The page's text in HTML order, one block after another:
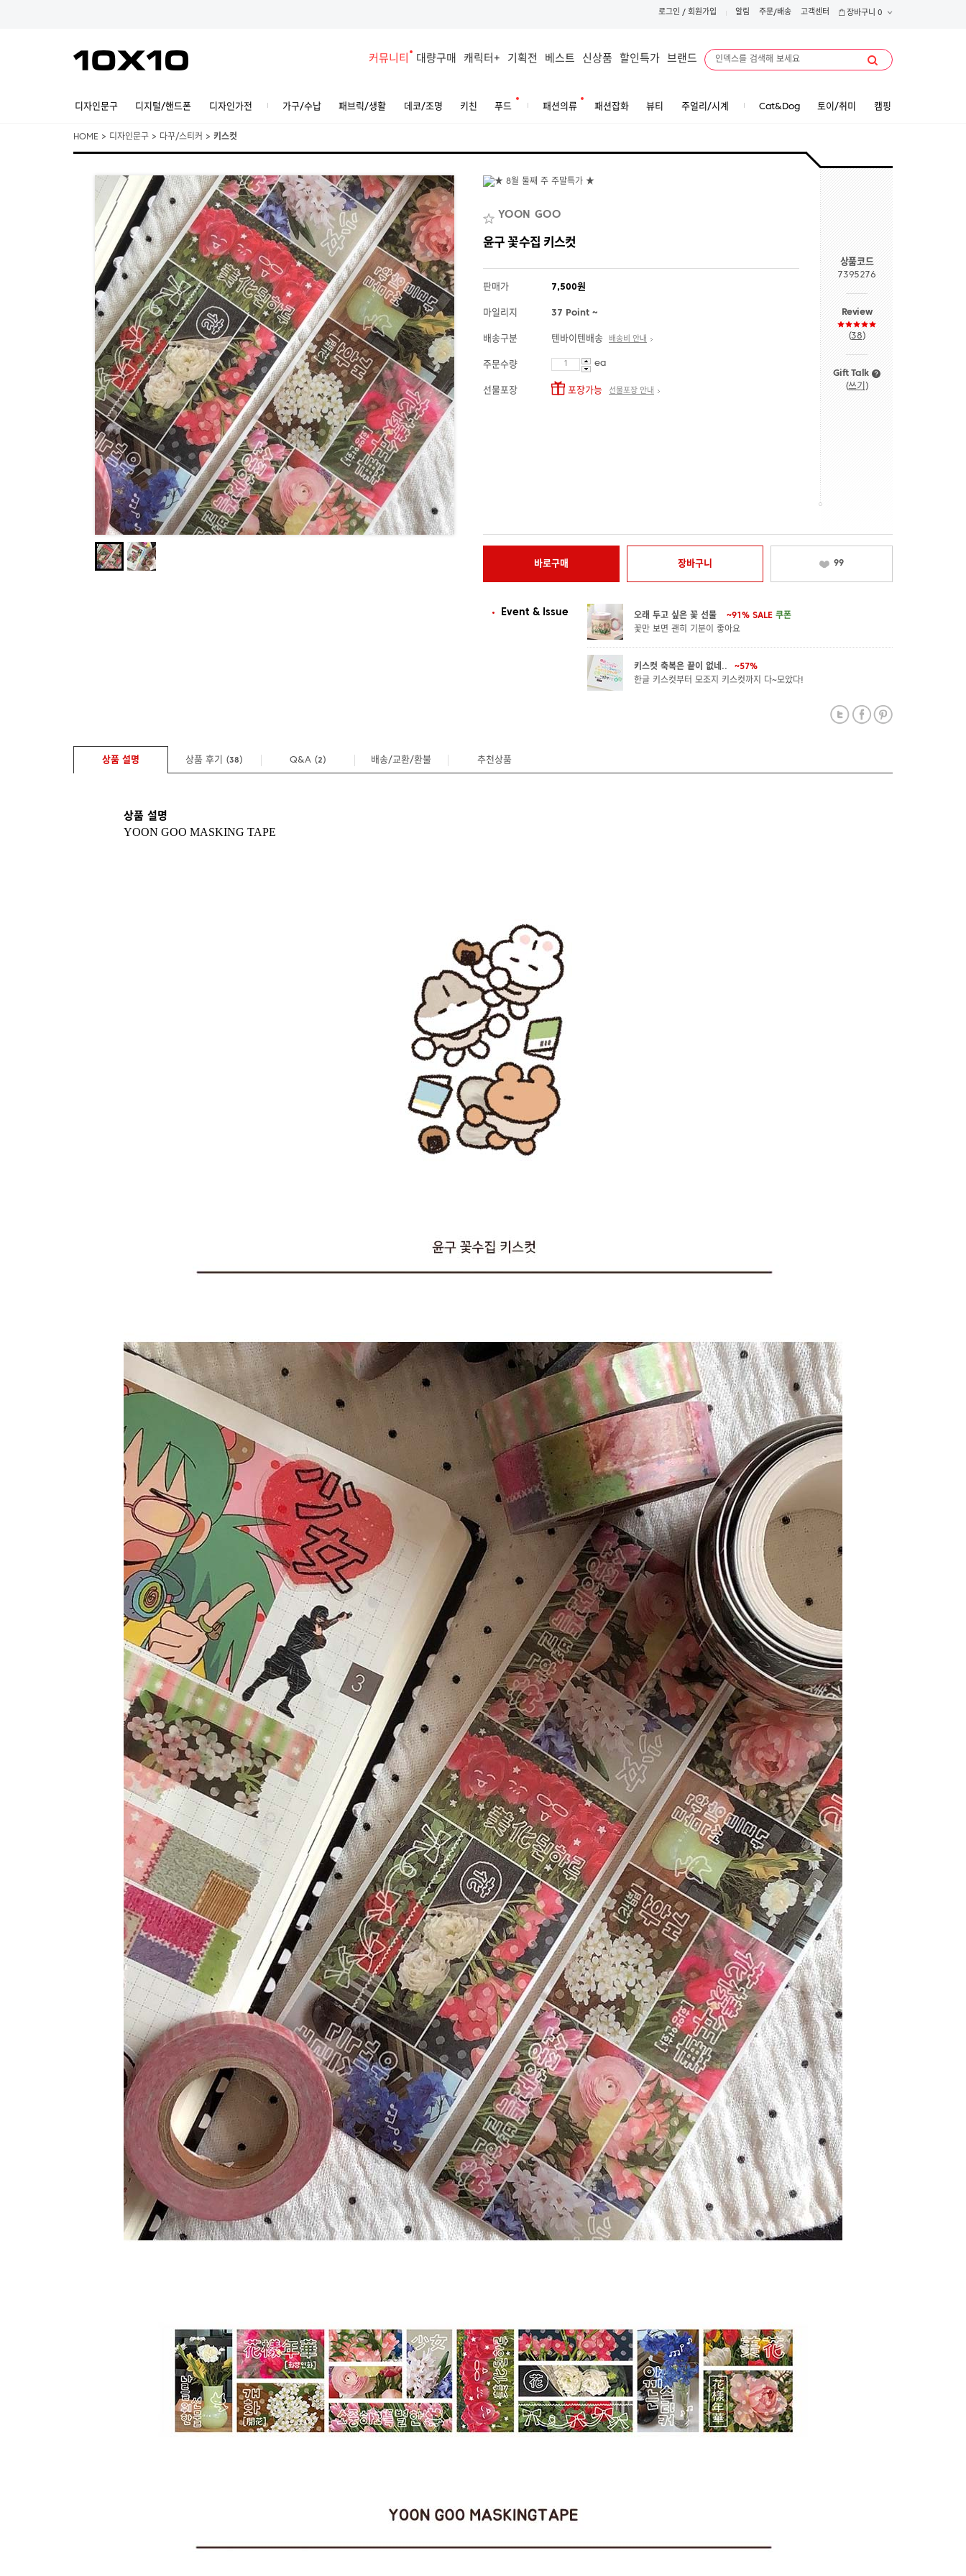
로그인 / 회원가입 알림 주문/배송 고객센터 장바구니 0
커뮤니티 대량구매 캐릭터+ 기획전 베스트 신상품 할인특가 브랜드
디자인문구 디지털/핸드폰 디자인가전 가구/수납 패브릭/생활 데코/조명 키친 푸드 패션의류 패션잡화 뷰티 주얼리/시계 Cat&Dog 토이/취미 캠핑
HOME > 디자인문구 > 다꾸/스티커 > 키스컷
YOON GOO
윤구 꽃수집 키스컷
판매가 7,500원
마일리지 37 Point ~
배송구분 텐바이텐배송 배송비 안내
주문수량 ea
선물포장 포장가능 선물포장 안내
상품코드
7395276
Review
(38)
Gift Talk
(쓰기 )
바로구매 장바구니 99
Event & Issue 오래 두고 싶은 꽃 선물 ~91% SALE 쿠폰
꽃만 보면 괜히 기분이 좋아요
키스컷 축복은 끝이 없네..
~57%
한글 키스컷부터 모조지 키스컷까지 다~모았다!
상품 설명 상품 후기 (38) Q&A (2) 배송/교환/환불 추천상품
상품 설명